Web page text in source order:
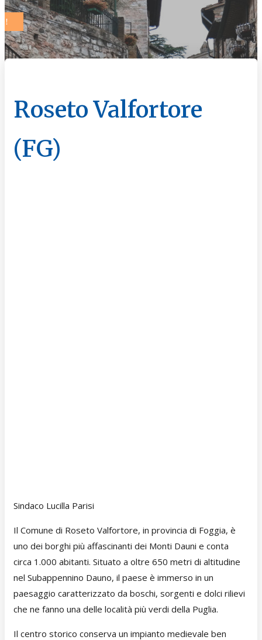
Roseto Valfortore
(FG)
Sindaco Lucilla Parisi
Il Comune di Roseto Valfortore, in provincia di Foggia, è
uno dei borghi più affascinanti dei Monti Dauni e conta
circa 1.000 abitanti. Situato a oltre 650 metri di altitudine
nel Subappennino Dauno, il paese è immerso in un
paesaggio caratterizzato da boschi, sorgenti e dolci rilievi
che ne fanno una delle località più verdi della Puglia.
Il centro storico conserva un impianto medievale ben